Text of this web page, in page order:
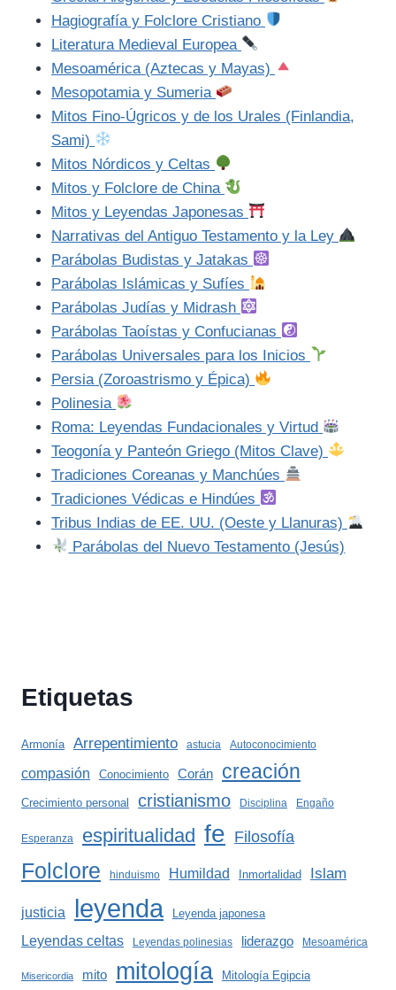
Hagiografía y Folclore Cristiano
Literatura Medieval Europea
Mesoamérica (Aztecas y Mayas)
Mesopotamia y Sumeria
Mitos Fino-Úgricos y de los Urales (Finlandia,
Sami)
Mitos Nórdicos y Celtas
Mitos y Folclore de China
Mitos y Leyendas Japonesas
Narrativas del Antiguo Testamento y la Ley
Parábolas Budistas y Jatakas
Parábolas Islámicas y Sufíes
Parábolas Judías y Midrash
Parábolas Taoístas y Confucianas
Parábolas Universales para los Inicios
Persia (Zoroastrismo y Épica)
Polinesia
Roma: Leyendas Fundacionales y Virtud
Teogonía y Panteón Griego (Mitos Clave)
Tradiciones Coreanas y Manchúes
Tradiciones Védicas e Hindúes
Tribus Indias de EE. UU. (Oeste y Llanuras)
Parábolas del Nuevo Testamento (Jesús)
Etiquetas
Armonía Arrepentimiento astucia Autoconocimiento
compasión Conocimiento Corán creación
Crecimiento personal cristianismo Disciplina Engaño
Esperanza espiritualidad fe Filosofía
Folclore hinduismo Humildad Inmortalidad Islam
justicia leyenda Leyenda japonesa
Leyendas celtas Leyendas polinesias liderazgo Mesoamérica
Misericordia mito mitología Mitología Egipcia